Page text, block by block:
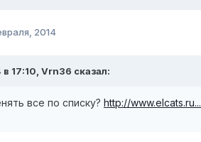
2014
17:10, Vrn36 сказал:
все по списку? http://